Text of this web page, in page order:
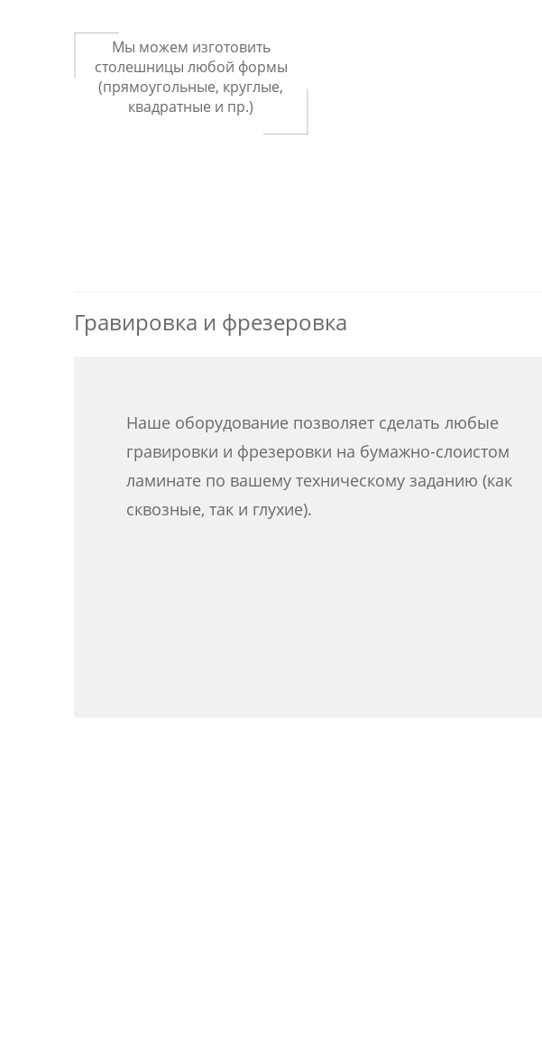
Мы можем изготовить
столешницы любой формы
(прямоугольные, круглые,
квадратные и пр.)
Гравировка и фрезеровка
Наше оборудование позволяет сделать любые
гравировки и фрезеровки на бумажно-слоистом
ламинате по вашему техническому заданию (как
сквозные, так и глухие).